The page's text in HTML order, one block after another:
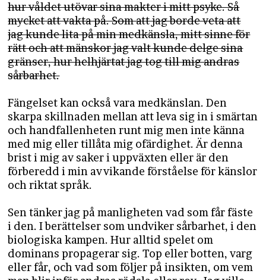
hur våldet utövar sina makter i mitt psyke. Så
mycket att vakta på. Som att jag borde veta att
jag kunde lita på min medkänsla, mitt sinne för
rätt och att mänskor jag valt kunde delge sina
gränser, hur helhjärtat jag tog till mig andras
sårbarhet.
Fängelset kan också vara medkänslan. Den
skarpa skillnaden mellan att leva sig in i smärtan
och handfallenheten runt mig men inte känna
med mig eller tillåta mig ofärdighet. Är denna
brist i mig av saker i uppväxten eller är den
förberedd i min avvikande förståelse för känslor
och riktat språk.
Sen tänker jag på manligheten vad som får fäste
i den. I berättelser som undviker sårbarhet, i den
biologiska kampen. Hur alltid spelet om
dominans propagerar sig. Top eller botten, varg
eller får, och vad som följer på insikten, om vem